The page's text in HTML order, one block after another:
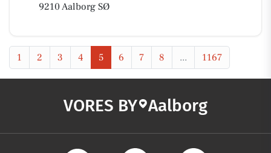
9210 Aalborg SØ
1 2 3 4 5 6 7 8 ... 1167
VORES BY Aalborg